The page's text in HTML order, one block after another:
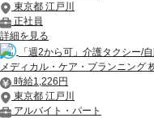
東京都 江戸川
正社員
詳細を見る
「週2から可」介護タクシー/
メディカル・ケア・プランニング
時給1,226円
東京都 江戸川
アルバイト・パート